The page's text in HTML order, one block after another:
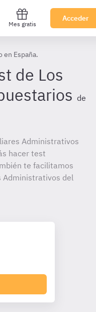
Mes gratis
Acceder
en España.
de Los
de
Administrativos
hacer test
te facilitamos
Administrativos del